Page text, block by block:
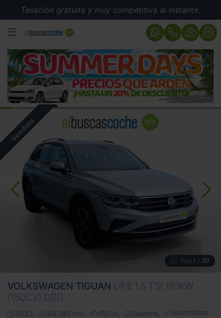
Tasación gratuita y muy competitiva al instante.
MENÚ
Foto 1 / 20
VOLKSWAGEN TIGUAN LIFE 1.5 TSI 110KW
(150CV) DSG
2022 68.085 kms 150 cv Gasolina Automático